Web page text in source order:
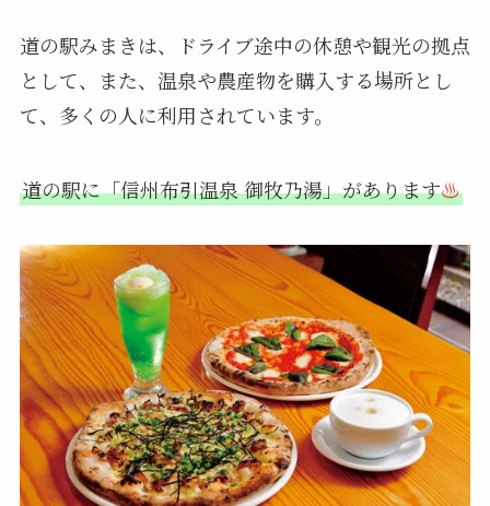
道の駅みまきは、ドライブ途中の休憩や観光の拠点
として、また、温泉や農産物を購入する場所とし
て、多くの人に利用されています。
道の駅に「信州布引温泉 御牧乃湯」があります♨